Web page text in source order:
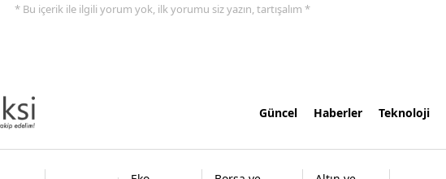
* Bu içerik ile ilgili yorum yok, ilk yorumu siz yazın, tartışalım *
Güncel Haberler Teknoloji